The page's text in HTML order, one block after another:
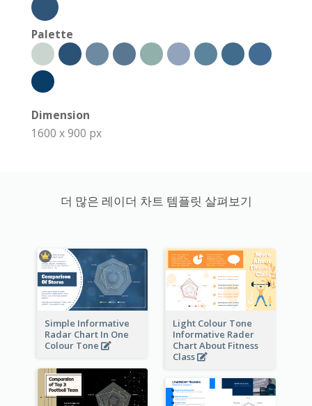
Palette
Dimension
1600 x 900 px
더 많은 레이더 차트 템플릿 살펴보기
Simple Informative
Radar Chart In One
Colour Tone
Light Colour Tone
Informative Rader
Chart About Fitness
Class